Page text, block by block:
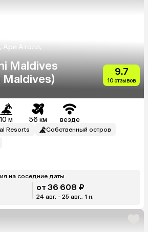
Ари Атолл,
Maldives
Maldives)
9.7
10 отзывов
10 м 56 км везде
Resorts
Собственный остров
на соседние даты
от 36 608 ₽
24 авг. - 25 авг., 1 н.